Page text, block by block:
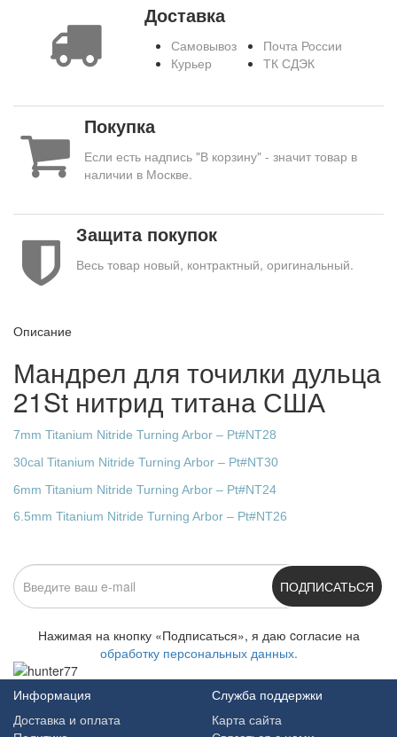
Доставка
Самовывоз
Курьер
Почта России
ТК СДЭК
Покупка
Если есть надпись "В корзину" - значит товар в
наличии в Москве.
Защита покупок
Весь товар новый, контрактный, оригинальный.
Описание
Мандрел для точилки дульца
21St нитрид титана США
7mm Titanium Nitride Turning Arbor – Pt#NT28
30cal Titanium Nitride Turning Arbor – Pt#NT30
6mm Titanium Nitride Turning Arbor – Pt#NT24
6.5mm Titanium Nitride Turning Arbor – Pt#NT26
ПОДПИСАТЬСЯ
Нажимая на кнопку «Подписаться», я даю cогласие на
обработку персональных данных.
Информация
Доставка и оплата
Служба поддержки
Карта сайта